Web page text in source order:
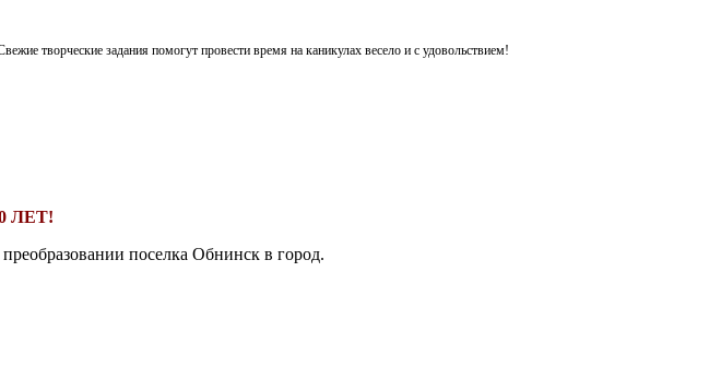
творческие задания помогут провести время на каникулах весело и с удовольствием!
ЛЕТ!
поселка Обнинск в город.